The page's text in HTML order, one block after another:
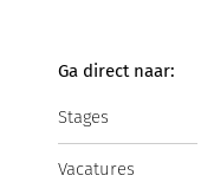
Ga direct naar:
Stages
Vacatures